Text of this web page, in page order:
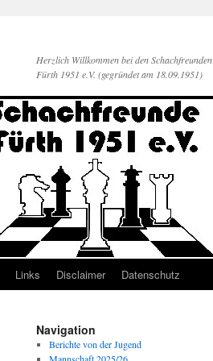
Herzlich Willkommen bei den Schachfreunden
Fürth 1951 e.V. (gegründet am 18.09.1951)
Links Disclaimer Datenschutz
Navigation
Berichte von der Jugend